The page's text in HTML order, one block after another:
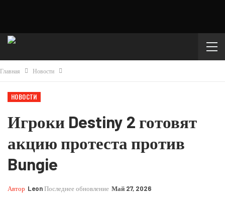
Главная Новости
НОВОСТИ
Игроки Destiny 2 готовят
акцию протеста против
Bungie
Автор LeonПоследнее обновление Май 27, 2026